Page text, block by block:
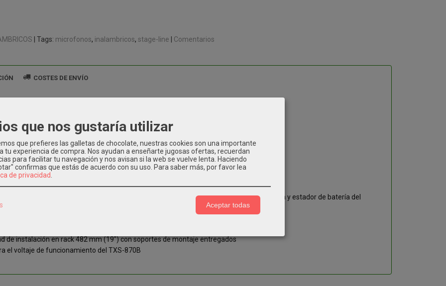
Tags: microfonos inalambricos stage-line Comentarios
COSTES DE ENVÍO
en 6 grupos de canales
frecuencias portadoras 506-542 MHz
paralelo de hasta 20 canales
con antenas móviles
escaneo integrada
squelch y noise squelch
con conmutación de 2 vías
canal de recepción/grupo de recepción, nivel audio/nivel RF, silencio, bloqueo, antena activa y estador de batería del
de instalación en rack 482 mm (19") con soportes de montaje entregados
el voltaje de funcionamiento del TXS-870B
que nos gustaría utilizar
que prefieres las galletas de chocolate, nuestras cookies son una importante
tu experiencia de compra. Nos ayudan a enseñarte jugosas ofertas, recuerdan
para facilitar tu navegación y nos avisan si la web se vuelve lenta. Haciendo
confirmas que estás de acuerdo con su uso. Para saber más, por favor lea
de privacidad.
Aceptar todas